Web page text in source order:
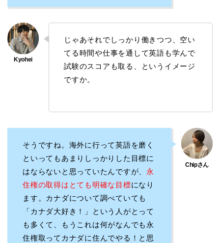
じゃあそれでしっかり働きつつ、空い
てる時間や仕事を通して英語も学んで
試験のスコアも取る、というイメージ
ですか。
そうですね。海外に行って英語を磨く
といってもあまりしっかりした目標に
はならないと思っていたんですが、 永
住権の取得はとても明確な目標になり
ます。カナダについて調べていても
「カナダ大好き！」という人がとって
も多くて、もうこれは何がなんでも永
住権取ってカナダに住んでやる！と思